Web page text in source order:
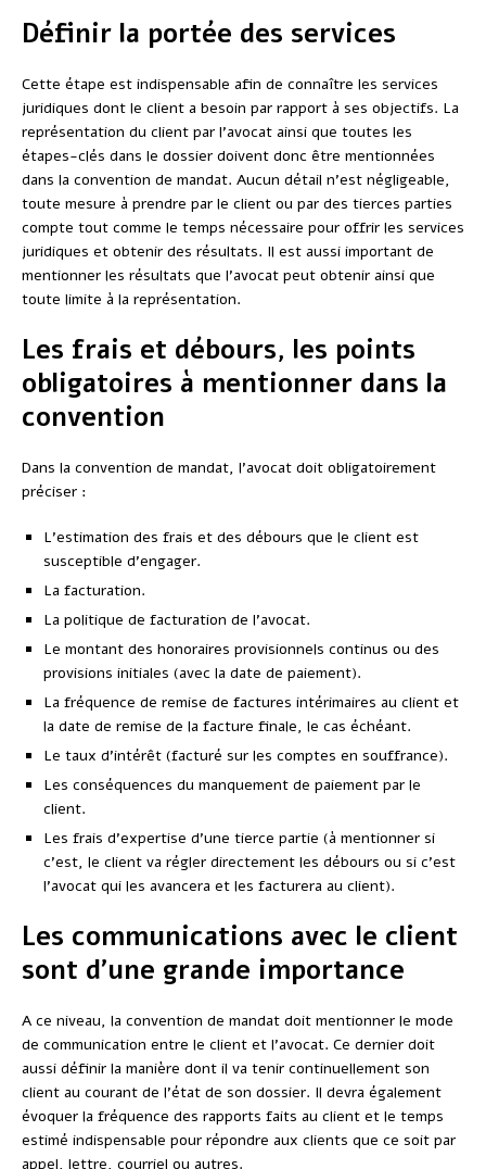
Définir la portée des services
Cette étape est indispensable afin de connaître les services
juridiques dont le client a besoin par rapport à ses objectifs. La
représentation du client par l’avocat ainsi que toutes les
étapes-clés dans le dossier doivent donc être mentionnées
dans la convention de mandat. Aucun détail n’est négligeable,
toute mesure à prendre par le client ou par des tierces parties
compte tout comme le temps nécessaire pour offrir les services
juridiques et obtenir des résultats. Il est aussi important de
mentionner les résultats que l’avocat peut obtenir ainsi que
toute limite à la représentation.
Les frais et débours, les points
obligatoires à mentionner dans la
convention
Dans la convention de mandat, l’avocat doit obligatoirement
préciser :
L’estimation des frais et des débours que le client est
susceptible d’engager.
La facturation.
La politique de facturation de l’avocat.
Le montant des honoraires provisionnels continus ou des
provisions initiales (avec la date de paiement).
La fréquence de remise de factures intérimaires au client et
la date de remise de la facture finale, le cas échéant.
Le taux d’intérêt (facturé sur les comptes en souffrance).
Les conséquences du manquement de paiement par le
client.
Les frais d’expertise d’une tierce partie (à mentionner si
c’est, le client va régler directement les débours ou si c’est
l’avocat qui les avancera et les facturera au client).
Les communications avec le client
sont d’une grande importance
A ce niveau, la convention de mandat doit mentionner le mode
de communication entre le client et l’avocat. Ce dernier doit
aussi définir la manière dont il va tenir continuellement son
client au courant de l’état de son dossier. Il devra également
évoquer la fréquence des rapports faits au client et le temps
estimé indispensable pour répondre aux clients que ce soit par
appel, lettre, courriel ou autres.